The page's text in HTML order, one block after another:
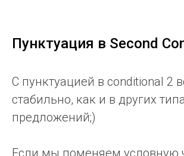
Пунктуация в Second
С пунктуацией в conditional 2
стабильно, как и в других
предложений;)
Если мы поменяем условную